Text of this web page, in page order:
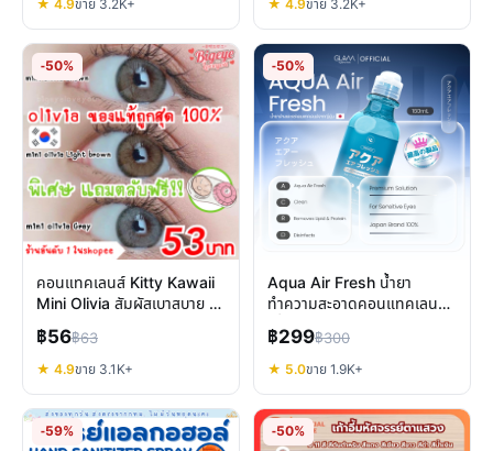
★ 4.9ขาย 3.2K+ ★ 4.9ขาย 3.2K+
-50%
คอนแทคเลนส์ Kitty Kawaii
Mini Olivia สัมผัสเบาสบาย ลุ
คธรรมชาติ
฿56฿63
★ 4.9ขาย 3.1K+
-50%
Aqua Air Fresh น้ำยา
ทำความสะอาดคอนแทคเลนส์
ญี่ปุ่น ผสานวิตามินบำรุงตา
฿299฿300
★ 5.0ขาย 1.9K+
-59% -50%